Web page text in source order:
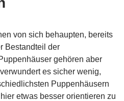
von sich behaupten, bereits
Bestandteil der
gehören aber
es sicher wenig,
Puppenhäusern
etwas besser orientieren zu